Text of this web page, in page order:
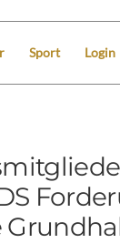
Sport Login